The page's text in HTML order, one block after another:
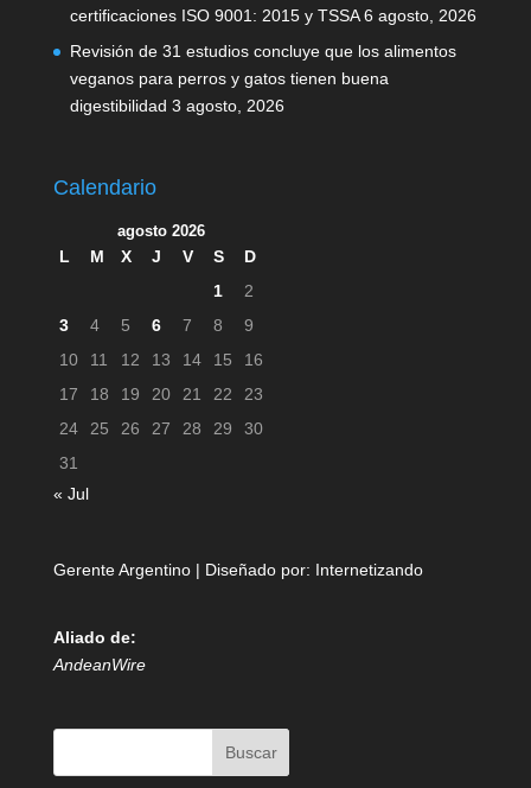
certificaciones ISO 9001: 2015 y TSSA 6 agosto, 2026
Revisión de 31 estudios concluye que los alimentos
veganos para perros y gatos tienen buena
digestibilidad 3 agosto, 2026
Calendario
agosto 2026
L M X J V S
D
1
2
3
4 5 6 7 8
9
10
11 12 13 14 15
16
17
18 19 20 21 22
23
24
25 26 27 28 29
30
31
« Jul
Gerente Argentino | Diseñado por: Internetizando
Aliado de:
AndeanWire